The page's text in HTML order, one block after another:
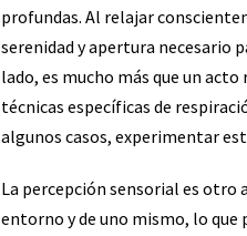
profundas. Al relajar
serenidad y apertura necesario
lado, es mucho más que un
técnicas específicas de
algunos casos, experimentar
La percepción sensorial es otro
entorno y de uno mismo, lo que